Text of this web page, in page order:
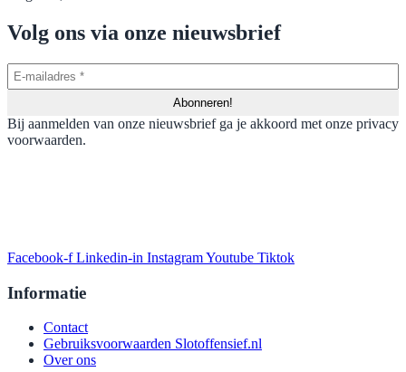
Volg ons via onze nieuwsbrief
Bij aanmelden van onze nieuwsbrief ga je akkoord met onze privacy
voorwaarden.
Facebook-f Linkedin-in InstagramYoutube Tiktok
Informatie
Contact
Gebruiksvoorwaarden Slotoffensief.nl
Over ons